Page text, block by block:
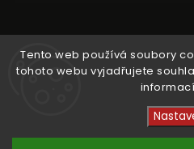
Tento web používá soubory
tohoto webu vyjadřujete
informací